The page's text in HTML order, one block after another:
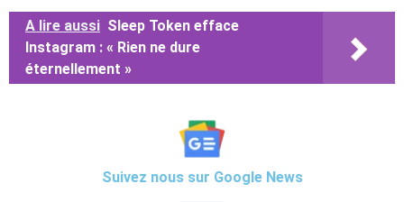
A lire aussi Sleep Token efface
Instagram : « Rien ne dure
éternellement »
Suivez nous sur Google News